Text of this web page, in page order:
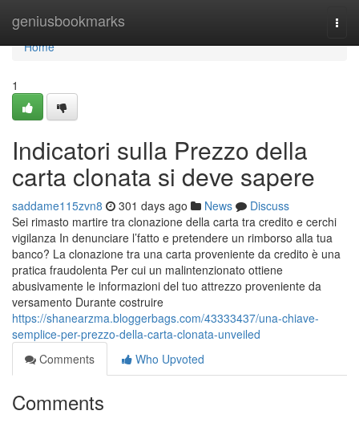
geniusbookmarks
Home
Home
1
Indicatori sulla Prezzo della
carta clonata si deve sapere
saddame115zvn8 301 days ago News
Discuss
Sei rimasto martire tra clonazione della carta tra credito e cerchi
vigilanza In denunciare l’fatto e pretendere un rimborso alla tua
banco? La clonazione tra una carta proveniente da credito è una
pratica fraudolenta Per cui un malintenzionato ottiene
abusivamente le informazioni del tuo attrezzo proveniente da
versamento Durante costruire
https://shanearzma.bloggerbags.com/43333437/una-chiave-
semplice-per-prezzo-della-carta-clonata-unveiled
Comments
Who Upvoted
Comments